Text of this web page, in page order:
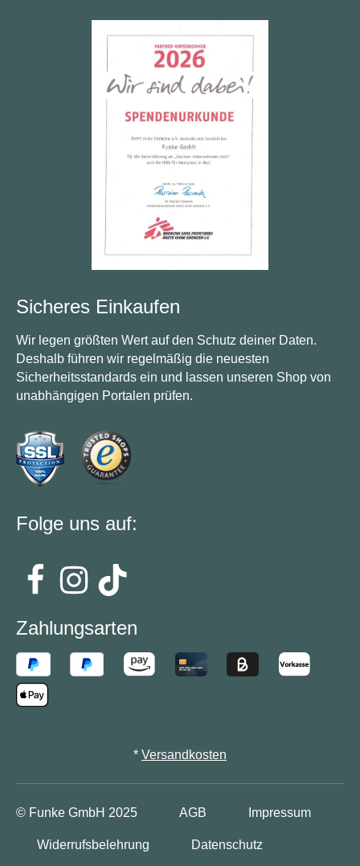
Sicheres Einkaufen
Wir legen größten Wert auf den Schutz deiner Daten.
Deshalb führen wir regelmäßig die neuesten
Sicherheitsstandards ein und lassen unseren Shop von
unabhängigen Portalen prüfen.
Folge uns auf:
Zahlungsarten
* Versandkosten
© Funke GmbH 2025 AGB Impressum
Widerrufsbelehrung Datenschutz